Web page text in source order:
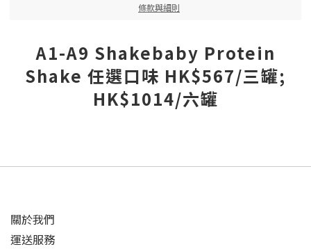
條款與細則
A1-A9 Shakebaby Protein
Shake 任選口味 HK$567/三罐;
HK$1014/六罐
關於我們
運送服務